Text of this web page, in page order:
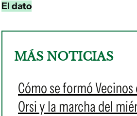
El dato
MÁS NOTICIAS
Cómo se formó
Orsi y la marcha del